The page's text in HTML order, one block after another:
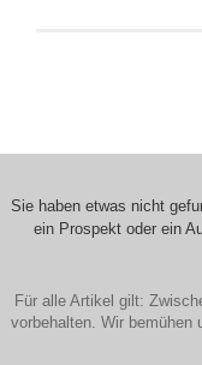
Sie haben etwas nicht
ein Prospekt oder ein
Für alle Artikel gilt:
vorbehalten. Wir bemühen